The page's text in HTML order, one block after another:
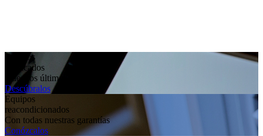
Equipos
destacados
Nuestros últimos modelos
Descúbralos
Equipos
reacondicionados
Con todas nuestras garantías
Conózcalos